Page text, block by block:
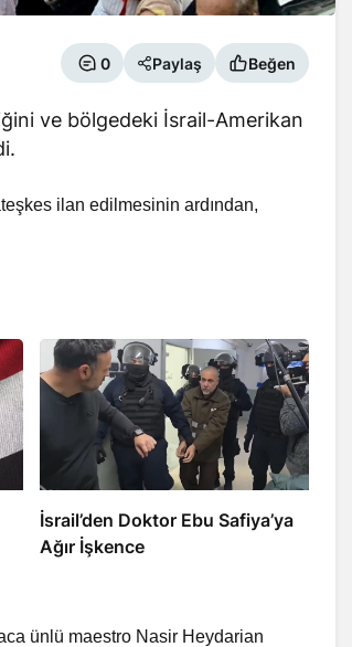
0 Paylaş Beğen
ve bölgedeki İsrail-Amerikan
ilan edilmesinin ardından,
İsrail’den Doktor Ebu Safiya’ya
Ağır İşkence
ünlü maestro Nasir Heydarian
yıldır Tutuklu